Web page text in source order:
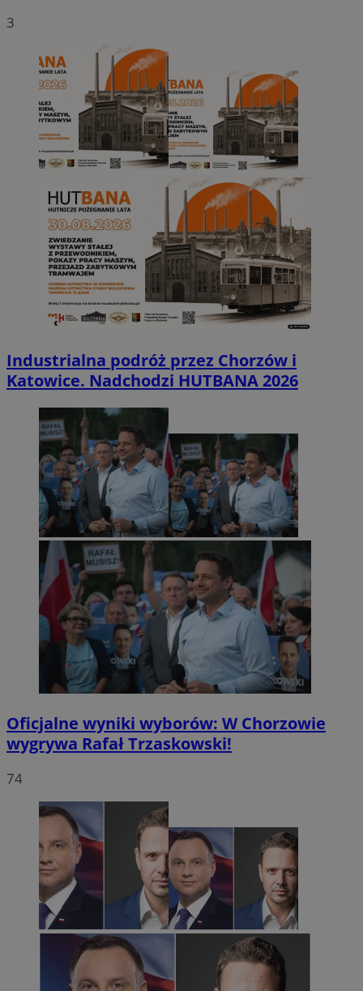
3
Industrialna podróż przez Chorzów i
Katowice. Nadchodzi HUTBANA 2026
Oficjalne wyniki wyborów: W Chorzowie
wygrywa Rafał Trzaskowski!
74